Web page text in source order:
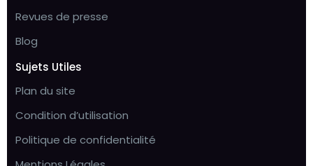
Revues de presse
Blog
Sujets Utiles
Plan du site
Condition d’utilisation
Politique de confidentialité